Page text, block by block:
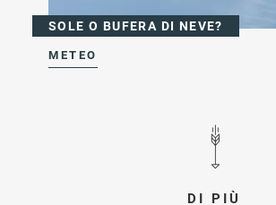
SOLE O BUFERA DI NEVE?
METEO
DI PIÙ